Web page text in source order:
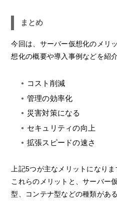
まとめ
今回は、サーバー仮想化のメリ
想化の概要や導入事例などを紹
コスト削減
管理の効率化
災害対策になる
セキュリティの向上
拡張スピードの速さ
上記5つが主なメリットになりま
これらのメリットと、サーバー
型、コンテナ型などの種類があ